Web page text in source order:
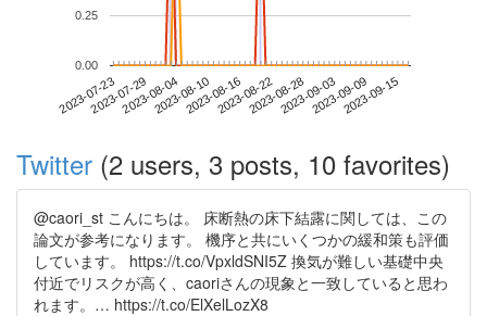
2023-07-232023-07-292023-08-042023-08-102023-08-162023-08-222023-08-282023-09-032023-09-092023-09-15
0.00
0.25
Twitter (2 users, 3 posts, 10 favorites)
@caori_st こんにちは。 床断熱の床下結露に関しては、この
論文が参考になります。 機序と共にいくつかの緩和策も評価
しています。 https://t.co/VpxldSNI5Z 換気が難しい基礎中央
付近でリスクが高く、caoriさんの現象と一致していると思わ
れます。… https://t.co/ElXelLozX8